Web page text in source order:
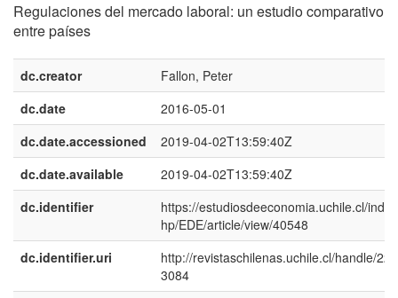
Regulaciones del mercado laboral: un estudio comparativo
entre países
dc.creator
Fallon, Peter
dc.date
2016-05-01
dc.date.accessioned
2019-04-02T13:59:40Z
dc.date.available
2019-04-02T13:59:40Z
dc.identifier
https://estudiosdeeconomia.uchile.cl/
hp/EDE/article/view/40548
dc.identifier.uri
http://revistaschilenas.uchile.cl/handle/
3084